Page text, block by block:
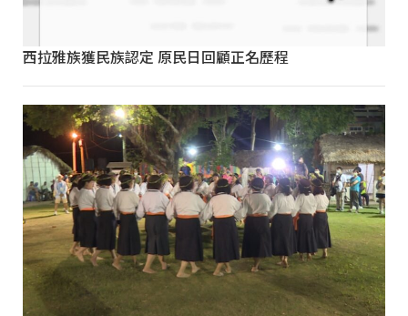
西拉雅族獲民族認定 原民日回顧正名歷程